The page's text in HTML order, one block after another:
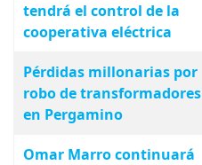
tendrá el control de la
cooperativa eléctrica
Pérdidas millonarias por
robo de transformadores
en Pergamino
Omar Marro continuará